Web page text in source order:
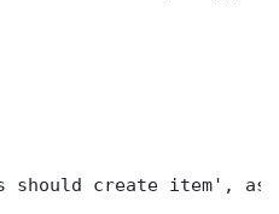
should create item',